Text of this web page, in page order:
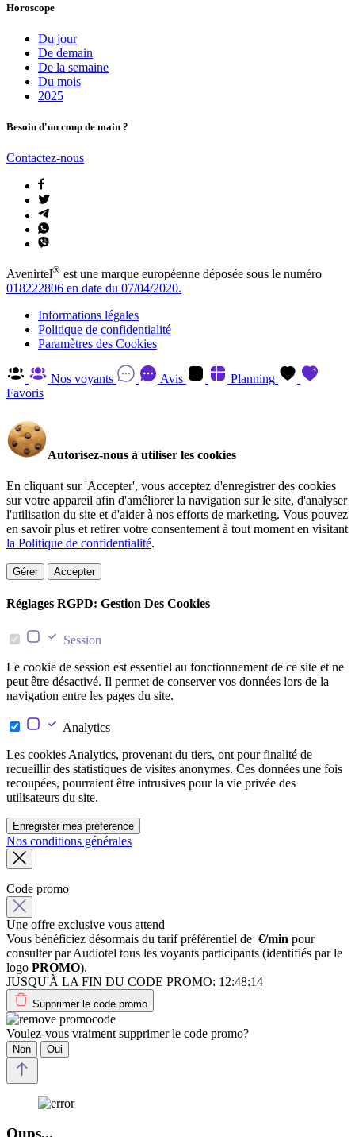
Horoscope
Du jour
De demain
De la semaine
Du mois
2025
Besoin d'un coup de main ?
Contactez-nous
Avenirtel® est une marque européenne déposée sous le numéro
018222806 en date du 07/04/2020.
Informations légales
Politique de confidentialité
Paramètres des Cookies
Nos voyants Avis
Planning
Favoris
Autorisez-nous à utiliser les cookies
En cliquant sur 'Accepter', vous acceptez d'enregistrer des cookies
sur votre appareil afin d'améliorer la navigation sur le site, d'analyser
l'utilisation du site et d'aider à nos efforts de marketing. Vous pouvez
en savoir plus et retirer votre consentement à tout moment en visitant
la Politique de confidentialité.
Gérer Accepter
Réglages RGPD: Gestion Des Cookies
Session
Le cookie de session est essentiel au fonctionnement de ce site et ne
peut être désactivé. Il permet de conserver vos données lors de la
navigation entre les pages du site.
Analytics
Les cookies Analytics, provenant du tiers, ont pour finalité de
recueillir des statistiques de visites anonymes. Ces données une fois
recoupées, pourraient être intrusives pour la vie privée des
utilisateurs du site.
Enregister mes preference
Nos conditions générales
Code promo
Une offre exclusive vous attend
Vous bénéficiez désormais du tarif préférentiel de €/min pour
consulter par Audiotel tous les voyants participants (identifiés par le
logo PROMO).
JUSQU'À LA FIN DU CODE PROMO: 12:48:14
Supprimer le code promo
Voulez-vous vraiment supprimer le code promo?
Non Oui
Oups...